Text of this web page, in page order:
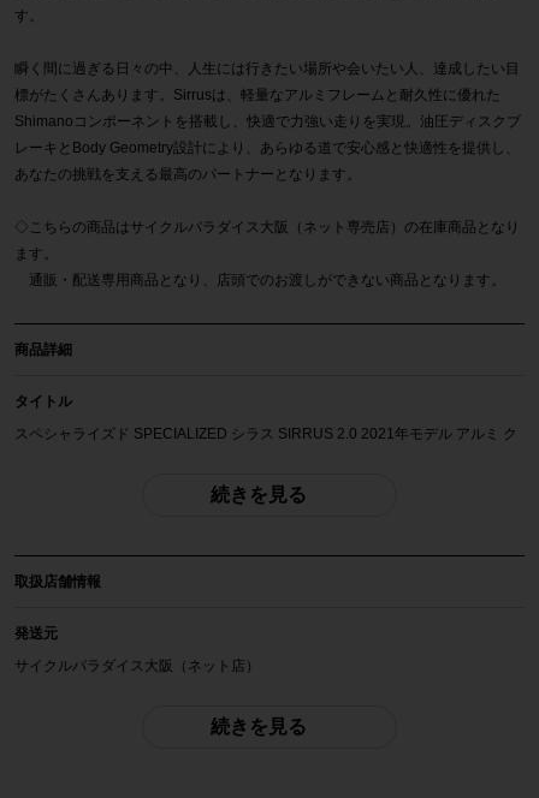
す。
瞬く間に過ぎる日々の中、人生には行きたい場所や会いたい人、達成したい目
標がたくさんあります。Sirrusは、軽量なアルミフレームと耐久性に優れた
Shimanoコンポーネントを搭載し、快適で力強い走りを実現。油圧ディスクブ
レーキとBody Geometry設計により、あらゆる道で安心感と快適性を提供し、
あなたの挑戦を支える最高のパートナーとなります。
◇こちらの商品はサイクルパラダイス大阪（ネット専売店）の在庫商品となり
ます。
通販・配送専用商品となり、店頭でのお渡しができない商品となります。
商品詳細
タイトル
スペシャライズド SPECIALIZED シラス SIRRUS 2.0 2021年モデル アルミ ク
年式
2021年
参考価格
続きを見る
取扱店舗情報
発送元
サイクルパラダイス大阪（ネット店）
続きを見る